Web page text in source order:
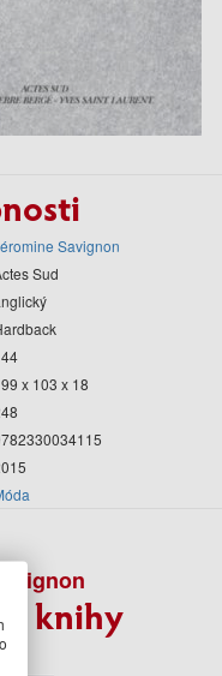
Savignon
Sud
x 103 x 18
knihy